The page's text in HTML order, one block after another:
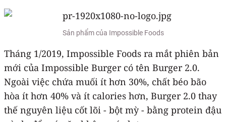
Sản phẩm của Impossible Foods
Tháng 1/2019, Impossible Foods ra mắt phiên bản
mới của Impossible Burger có tên Burger 2.0.
Ngoài việc chứa muối ít hơn 30%, chất béo bão
hòa ít hơn 40% và ít calories hơn, Burger 2.0 thay
thế nguyên liệu cốt lõi - bột mỳ - bằng protein đậu